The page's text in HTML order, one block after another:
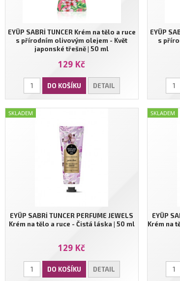
EYÜP SABRİ TUNCER Krém na tělo a ruce
s přírodním olivovým olejem - Květ
japonské třešně | 50 ml
129 Kč
DO KOŠÍKU DETAIL
EYÜP
s
EYÜP SABRİ TUNCER PERFUME JEWELS
Krém na tělo a ruce - Čistá láska | 50 ml
129 Kč
DO KOŠÍKU DETAIL
SKLADEM
EYÜP
Krém na
SKLADEM